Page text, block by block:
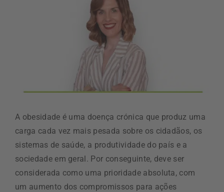
A obesidade é uma doença crónica que produz uma
carga cada vez mais pesada sobre os cidadãos, os
sistemas de saúde, a produtividade do país e a
sociedade em geral. Por conseguinte, deve ser
considerada como uma prioridade absoluta, com
um aumento dos compromissos para ações